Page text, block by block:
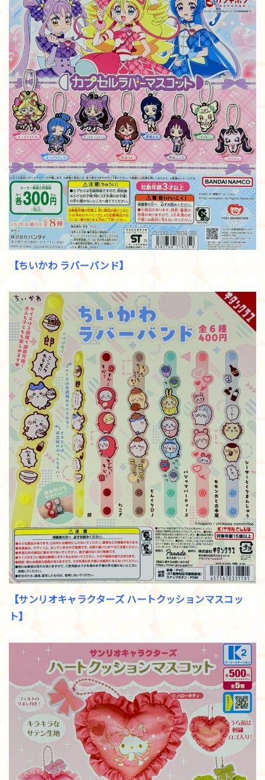
【ちいかわ ラバーバンド】
【サンリオキャラクターズ ハートクッションマスコッ
ト】